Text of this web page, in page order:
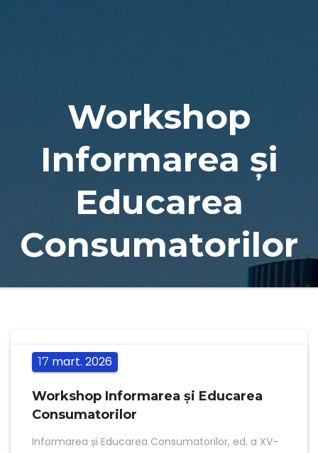
Workshop
Informarea și
Educarea
Consumatorilor
17 mart. 2026
Workshop Informarea și Educarea
Consumatorilor
Informarea și Educarea Consumatorilor, ed. a XV-